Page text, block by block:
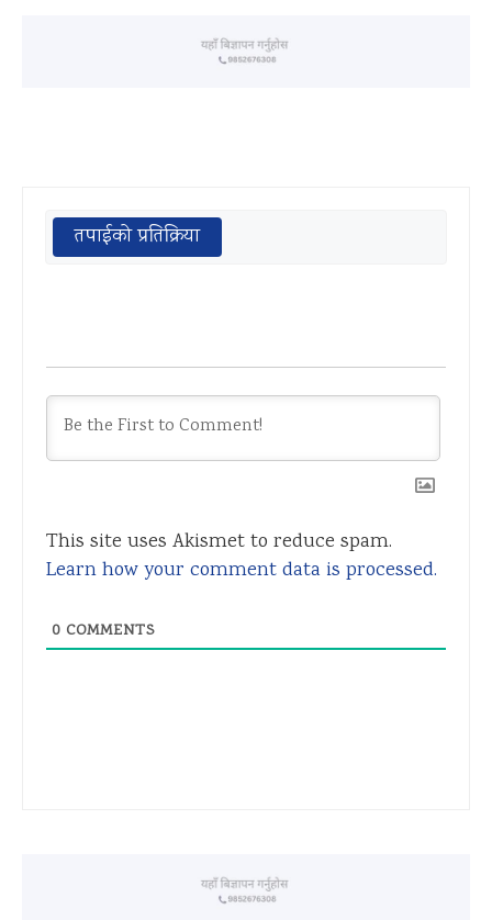
तपाईको प्रतिक्रिया
This site uses Akismet to reduce spam.
Learn how your comment data is processed.
0 COMMENTS